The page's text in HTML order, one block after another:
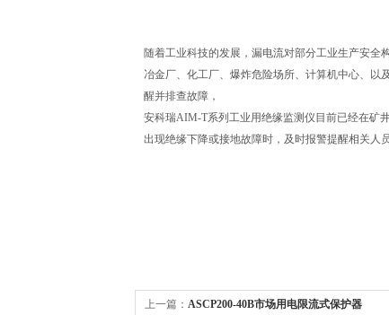
随着工业科技的发展，漏电流对部分工业生产安全
冶金厂、化工厂、爆炸危险场所、计算机中心、以
醒并排查故障，
安科瑞AIM-T系列工业用绝缘监测仪目前已经在矿
出现绝缘下降或接地故障时，及时报警提醒相关人
上一篇： ASCP200-40B市场用电限流式保护器